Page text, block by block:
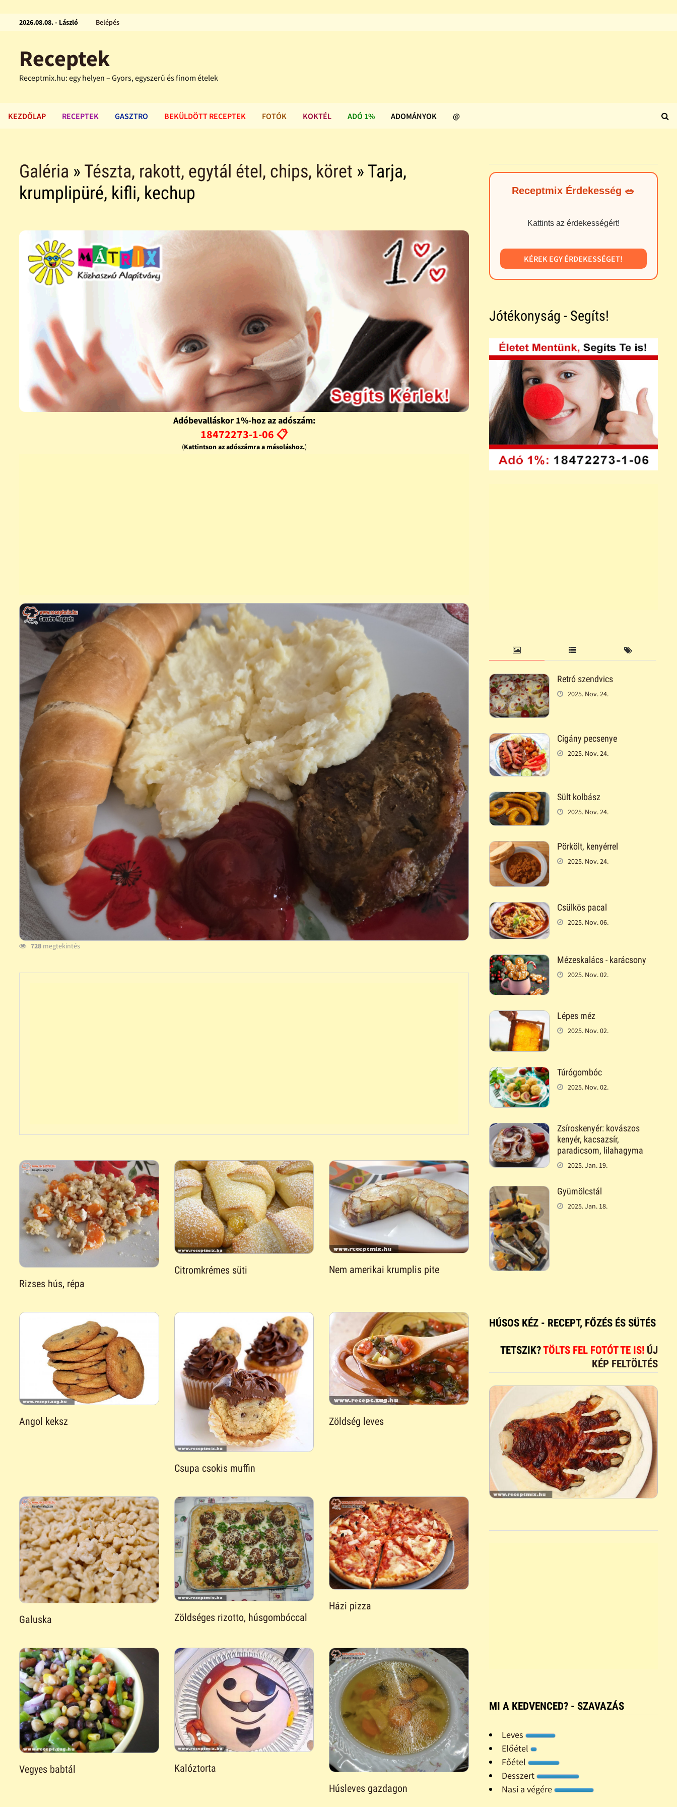
2026.08.08. - László Belépés
Receptek
Receptmix.hu: egy helyen – Gyors, egyszerű és finom ételek
KEZDŐLAP RECEPTEK GASZTRO BEKÜLDÖTT RECEPTEK FOTÓK KOKTÉL ADÓ 1% ADOMÁNYOK @
Galéria » Tészta, rakott, egytál étel, chips, köret » Tarja,
krumplipüré, kifli, kechup
Adóbevalláskor 1%-hoz az adószám:
18472273-1-06 📋
(Kattintson az adószámra a másoláshoz.)
728 megtekintés
Rizses hús, répa
Citromkrémes süti Nem amerikai krumplis pite
Angol keksz
Csupa csokis muffin
Zöldség leves
Galuska Zöldséges rizotto, húsgombóccal
Házi pizza
Vegyes babtál
Kalóztorta
Húsleves gazdagon
Receptmix Érdekesség 🥗
Kattints az érdekességért!
KÉREK EGY ÉRDEKESSÉGET!
Jótékonyság - Segíts!
Retró szendvics
2025. Nov. 24.
Cigány pecsenye
2025. Nov. 24.
Sült kolbász
2025. Nov. 24.
Pörkölt, kenyérrel
2025. Nov. 24.
Csülkös pacal
2025. Nov. 06.
Mézeskalács - karácsony
2025. Nov. 02.
Lépes méz
2025. Nov. 02.
Túrógombóc
2025. Nov. 02.
Zsíroskenyér: kovászos
kenyér, kacsazsír,
paradicsom, lilahagyma
2025. Jan. 19.
Gyümölcstál
2025. Jan. 18.
HÚSOS KÉZ - RECEPT, FŐZÉS ÉS SÜTÉS
TETSZIK?TÖLTS FEL FOTÓT TE IS! ÚJ
KÉP FELTÖLTÉS
MI A KEDVENCED? - SZAVAZÁS
Leves
Előétel
Főétel
Desszert
Nasi a végére